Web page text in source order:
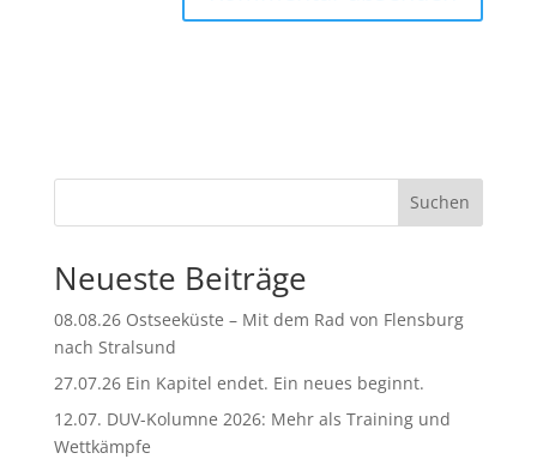
i
e
:
Suchen
Neueste Beiträge
08.08.26 Ostseeküste – Mit dem Rad von Flensburg
nach Stralsund
27.07.26 Ein Kapitel endet. Ein neues beginnt.
12.07. DUV-Kolumne 2026: Mehr als Training und
Wettkämpfe